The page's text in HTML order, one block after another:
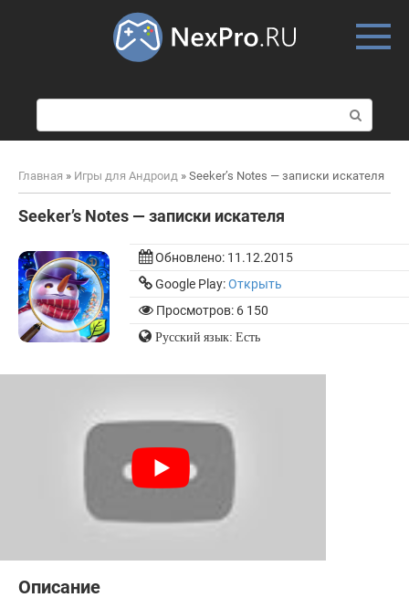
о
и
к
Главная » Игры для Андроид » Seeker’s Notes — записки искателя
Seeker’s Notes — записки искателя
Обновлено: 11.12.2015
Google Play:Открыть
Просмотров: 6 150
Русский язык: Есть
Описание